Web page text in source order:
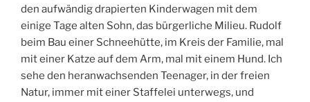
den aufwändig drapierten Kinderwagen mit dem
einige Tage alten Sohn, das bürgerliche Milieu. Rudolf
beim Bau einer Schneehütte, im Kreis der Familie, mal
mit einer Katze auf dem Arm, mal mit einem Hund. Ich
sehe den heranwachsenden Teenager, in der freien
Natur, immer mit einer Staffelei unterwegs, und